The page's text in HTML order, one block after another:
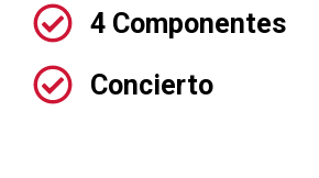
4 Componentes
Concierto